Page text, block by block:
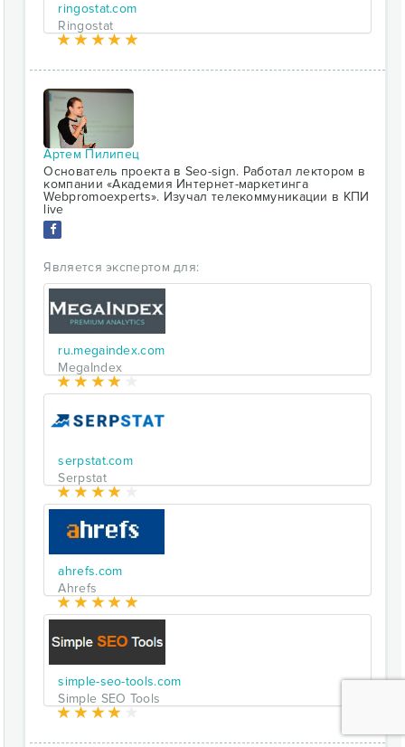
ringostat.com
Ringostat
Артем Пилипец
Основатель проекта в Seo-sign. Работал лектором в
компании «Академия Интернет-маркетинга
Webpromoexperts». Изучал телекоммуникации в КПИ
live
Является экспертом для:
ru.megaindex.com
MegaIndex
serpstat.com
Serpstat
ahrefs.com
Ahrefs
simple-seo-tools.com
Simple SEO Tools